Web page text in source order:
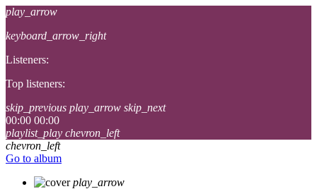
play_arrow
keyboard_arrow_right
Listeners:
Top listeners:
skip_previous play_arrow skip_next
00:00 00:00
playlist_play chevron_left
chevron_left
Go to album
play_arrow